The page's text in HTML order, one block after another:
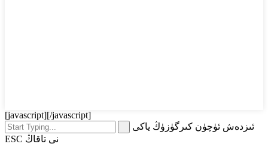
[javascript][/javascript]
ئىزدەش ئۈچۈن كىرگۈزۈڭ ياكى
ESC نى تاقاڭ